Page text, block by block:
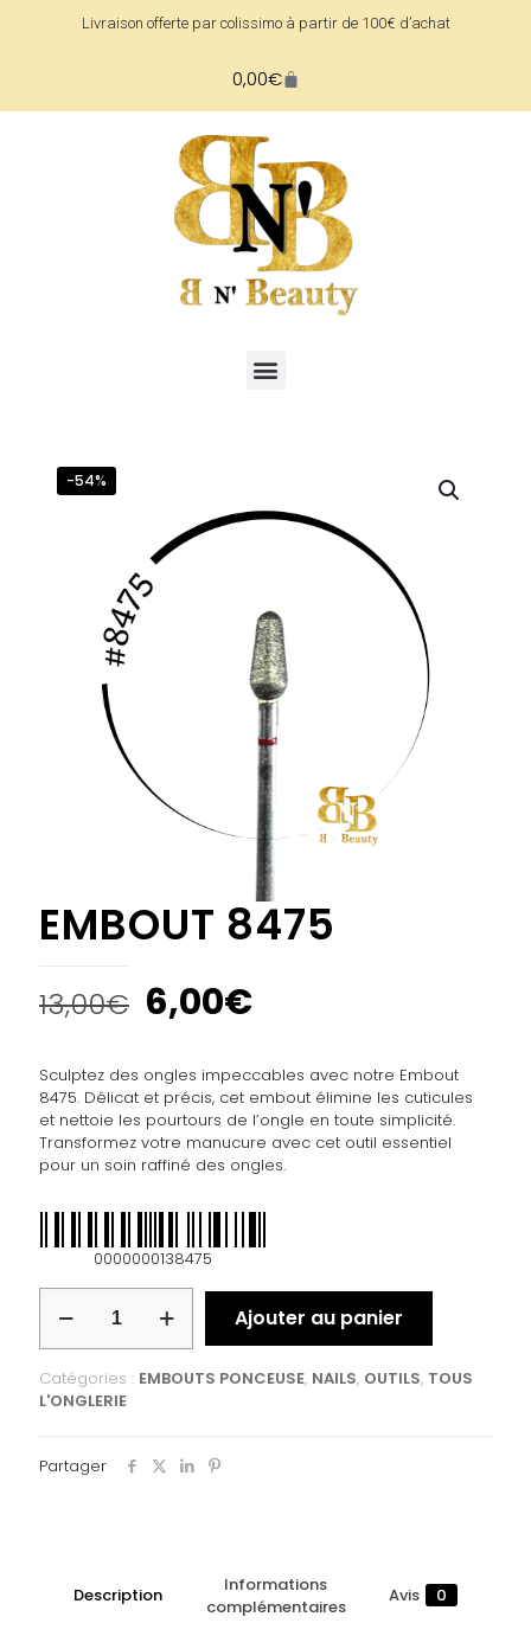
Livraison offerte par colissimo à partir de 100€ d’achat
0,00€
-54%
EMBOUT 8475
13,00€ 6,00€
Sculptez des ongles impeccables avec notre Embout
8475. Délicat et précis, cet embout élimine les cuticules
et nettoie les pourtours de l’ongle en toute simplicité.
Transformez votre manucure avec cet outil essentiel
pour un soin raffiné des ongles.
0000000138475
Ajouter au panier
Catégories : EMBOUTS PONCEUSE, NAILS, OUTILS, TOUS
L'ONGLERIE
Partager
Description
Informations
complémentaires
Avis 0